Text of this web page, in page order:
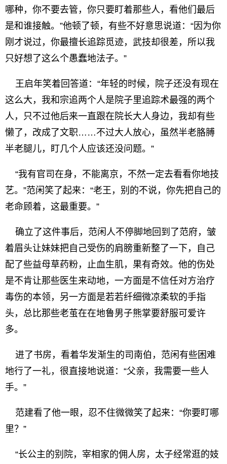
哪种，你不要去管，你只要盯着那些人，看他们最后
是和谁接触。”他顿了顿，有些不好意思说道：“因为你
刚才说过，你最擅长追踪觅迹，武技却很差，所以我
只好想了这么个愚蠢地法子。”
王启年笑着回答道：“年轻的时候，院子还没有现在
这么大，我和宗追两个人是院子里追踪术最强的两个
人，只不过他后来一直跟在院长大人身边，我却有些
懒了，改成了文职……不过大人放心，虽然半老胳膊
半老腿儿，盯几个人应该还没问题。”
“我有官司在身，不能离京，不然一定去看看你地技
艺。”范闲笑了起来：“老王，别的不说，你先把自己的
老命顾着，这最重要。”
确立了这件事后，范闲人不停脚地回到了范府，皱
着眉头让妹妹把自己受伤的肩膀重新整了一下，自己
配了些益母草药粉，止血生肌，果有奇效。他的伤处
是不肯让那些医生来动地，一方面是不信任对方治疗
毒伤的本领，另一方面是若若纤细微凉柔软的手指
头，总比那些老茧在在地鲁男子熊掌要舒服可爱许
多。
进了书房，看着华发渐生的司南伯，范闲有些困难
地行了一礼，很直接地说道：“父亲，我需要一些人
手。”
范建看了他一眼，忍不住微微笑了起来：“你要盯哪
里？”
“长公主的别院，宰相家的佣人房，太子经常逛的妓